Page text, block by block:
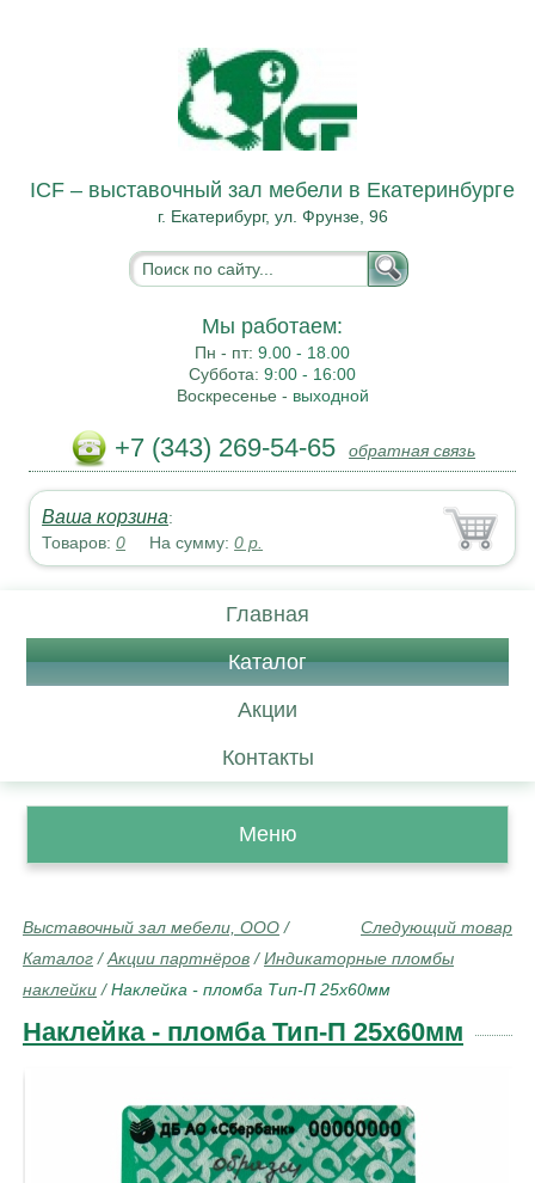
ICF – выставочный зал мебели в Екатеринбурге
г. Екатерибург, ул. Фрунзе, 96
Мы работаем:
Пн - пт:9.00 - 18.00
Суббота:9:00 - 16:00
Воскресенье - выходной
+7 (343) 269-54-65 обратная связь
Ваша корзина:
Товаров:0 На сумму:0 р.
Главная
Каталог
Акции
Контакты
Меню
Следующий товар
Выставочный зал мебели, ООО /
Каталог /Акции партнёров /Индикаторные пломбы
наклейки /Наклейка - пломба Тип-П 25х60мм
Наклейка - пломба Тип-П 25х60мм